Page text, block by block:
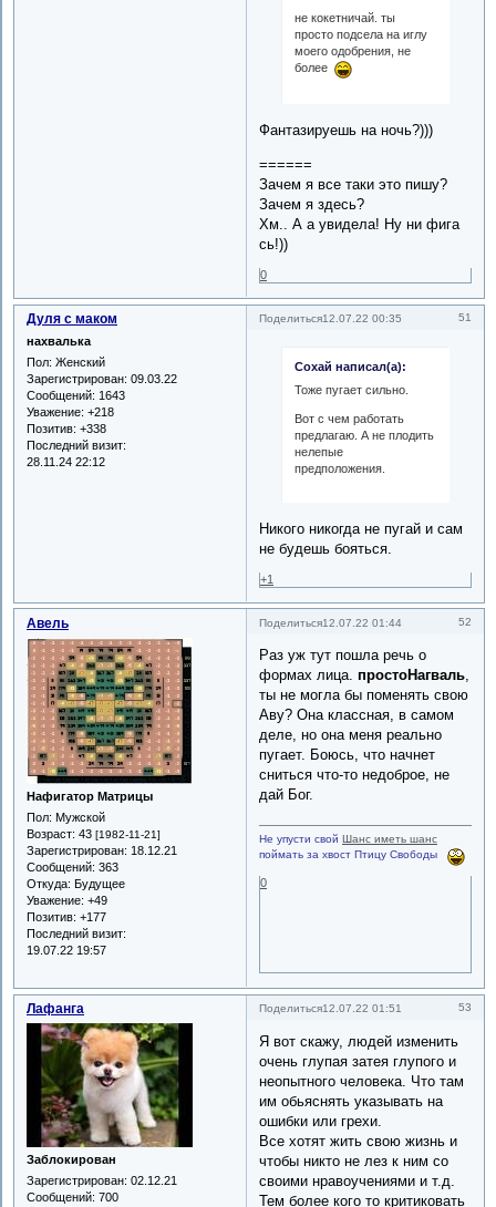
не кокетничай. ты
просто подсела на иглу
моего одобрения, не
более
Фантазируешь на ночь?)))
======
Зачем я все таки это пишу?
Зачем я здесь?
Хм.. А а увидела! Ну ни фига
сь!))
0
Поделиться 51
12.07.22 00:35
Дуля с маком
нахвалька
Пол: Женский
Зарегистрирован: 09.03.22
Сообщений: 1643
Уважение: +218
Позитив: +338
Последний визит:
28.11.24 22:12
Сохай написал(а):
Тоже пугает сильно.
Вот с чем работать
предлагаю. А не плодить
нелепые
предположения.
Никого никогда не пугай и сам
не будешь бояться.
+1
Поделиться 52
12.07.22 01:44
Авель
Нафигатор Матрицы
Пол: Мужской
Возраст: 43 [1982-11-21]
Зарегистрирован: 18.12.21
Сообщений: 363
Откуда: Будущее
Уважение: +49
Позитив: +177
Последний визит:
19.07.22 19:57
Раз уж тут пошла речь о
формах лица.простоНагваль,
ты не могла бы поменять свою
Аву? Она классная, в самом
деле, но она меня реально
пугает. Боюсь, что начнет
сниться что-то недоброе, не
дай Бог.
Не упусти свой Шанс иметь шанс
поймать за хвост Птицу Свободы
0
Поделиться 53
12.07.22 01:51
Лафанга
Заблокирован
Зарегистрирован: 02.12.21
Сообщений: 700
Я вот скажу, людей изменить
очень глупая затея глупого и
неопытного человека. Что там
им обьяснять указывать на
ошибки или грехи.
Все хотят жить свою жизнь и
чтобы никто не лез к ним со
своими нравоучениями и т.д.
Тем более кого то критиковать